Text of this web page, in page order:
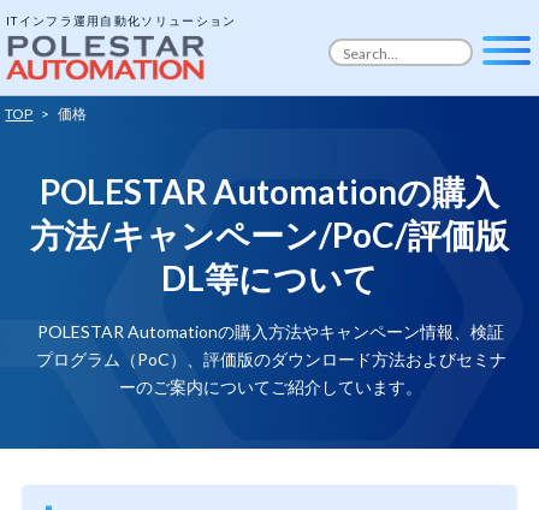
ITインフラ運用自動化ソリューション
TOP > 価格
POLESTAR Automationの購入
方法/キャンペーン/PoC/評価版
DL等について
POLESTAR Automationの購入方法やキャンペーン情報、検証
プログラム（PoC）、評価版のダウンロード方法およびセミナ
ーのご案内についてご紹介しています。